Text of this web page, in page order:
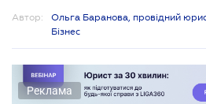
Автор:
Ольга Баранова, провідний
Бізнес
Реклама